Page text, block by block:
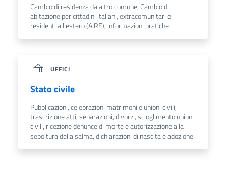
Cambio di residenza da altro comune, Cambio di
abitazione per cittadini italiani, extracomunitari e
residenti all'estero (AIRE), informazioni pratiche
UFFICI
Stato civile
Pubblicazioni, celebrazioni matrimoni e unioni civili,
trascrizione atti, separazioni, divorzi, scioglimento unioni
civili, ricezione denunce di morte e autorizzazione alla
sepoltura della salma, dichiarazioni di nascita e adozione.